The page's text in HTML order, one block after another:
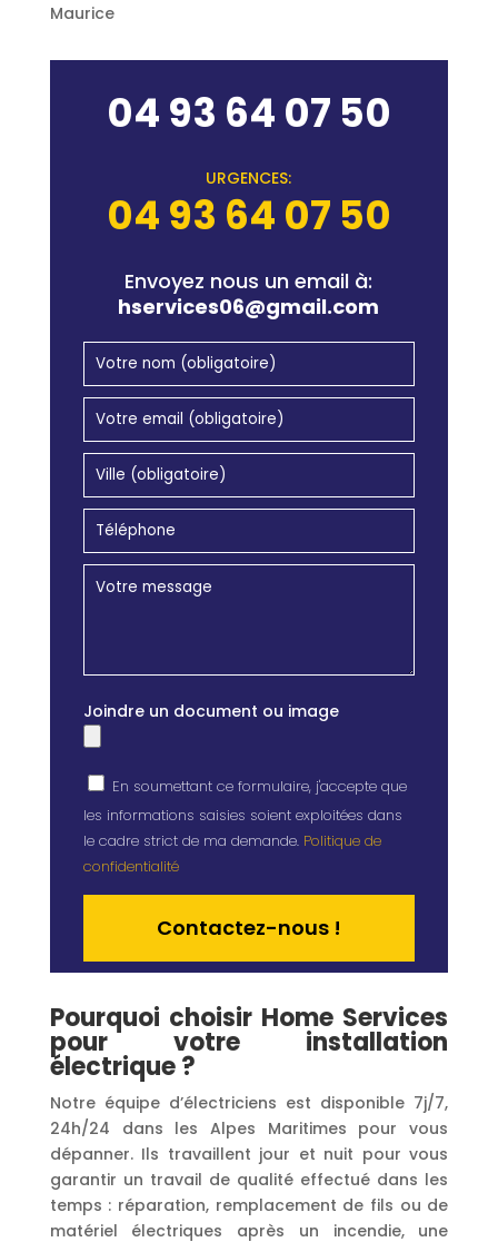
Maurice
04 93 64 07 50
URGENCES:
04 93 64 07 50
Envoyez nous un email à:
hservices06@gmail.com
Joindre un document ou image
En soumettant ce formulaire, j'accepte que
les informations saisies soient exploitées dans
le cadre strict de ma demande. Politique de
confidentialité
Pourquoi choisir Home Services
pour votre installation
électrique ?
Notre équipe d’électriciens est disponible 7j/7,
24h/24 dans les Alpes Maritimes pour vous
dépanner. Ils travaillent jour et nuit pour vous
garantir un travail de qualité effectué dans les
temps : réparation, remplacement de fils ou de
matériel électriques après un incendie, une